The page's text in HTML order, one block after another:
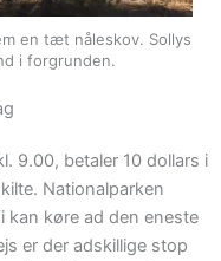
en tæt nåleskov. Sollys
i forgrunden.
9.00, betaler 10 dollars i
Nationalparken
kan køre ad den eneste
er der adskillige stop